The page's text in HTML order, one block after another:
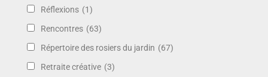
Réflexions (1)
Rencontres (63)
Répertoire des rosiers du jardin (67)
Retraite créative (3)